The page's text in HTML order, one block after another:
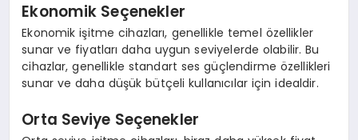
YAŞAM
DIĞER
Ekonomik Seçenekler
Ekonomik işitme cihazları, genellikle temel özellikler
sunar ve fiyatları daha uygun seviyelerde olabilir. Bu
cihazlar, genellikle standart ses güçlendirme özellikleri
sunar ve daha düşük bütçeli kullanıcılar için idealdir.
Orta Seviye Seçenekler